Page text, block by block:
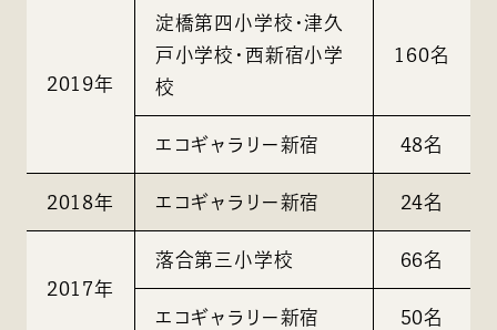
2019年
淀橋第四小学校・津久
戸小学校・西新宿小学
校
160名
エコギャラリー新宿 48名
2018年 エコギャラリー新宿 24名
2017年
落合第三小学校 66名
エコギャラリー新宿 50名